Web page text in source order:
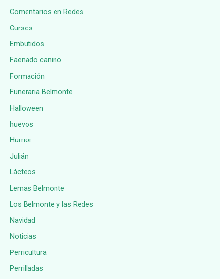
Comentarios en Redes
Cursos
Embutidos
Faenado canino
Formación
Funeraria Belmonte
Halloween
huevos
Humor
Julián
Lácteos
Lemas Belmonte
Los Belmonte y las Redes
Navidad
Noticias
Perricultura
Perrilladas